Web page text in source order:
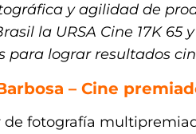
y agilidad de
la URSA Cine 17K
para lograr resultados
– Cine
de fotografía